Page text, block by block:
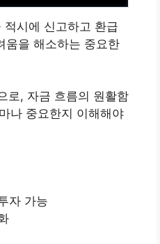
시에 신고하고 환급
움을 해소하는 중요한
로, 자금 흐름의 원활함
나 중요한지 이해해야
자 가능